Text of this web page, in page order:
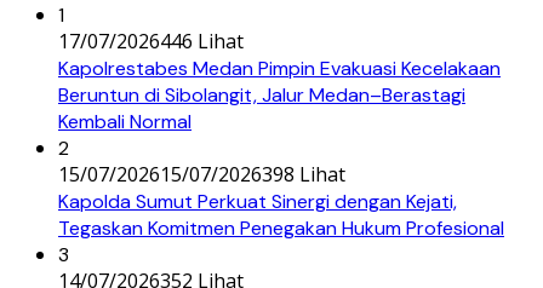
1
17/07/2026446 Lihat
Kapolrestabes Medan Pimpin Evakuasi Kecelakaan
Beruntun di Sibolangit, Jalur Medan–Berastagi
Kembali Normal
2
15/07/202615/07/2026398 Lihat
Kapolda Sumut Perkuat Sinergi dengan Kejati,
Tegaskan Komitmen Penegakan Hukum Profesional
3
14/07/2026352 Lihat